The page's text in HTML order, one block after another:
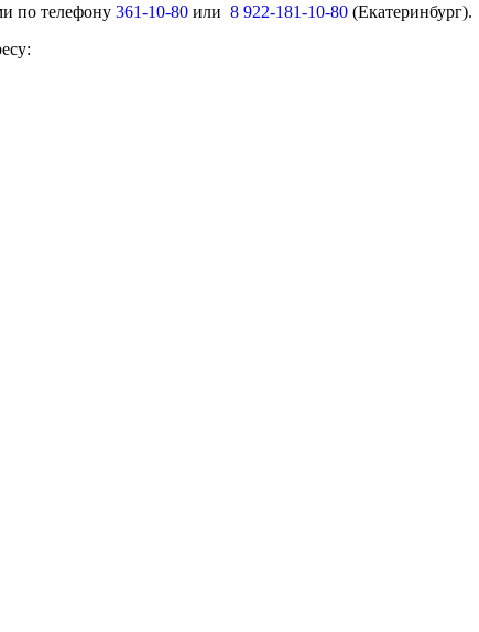
по телефону 361-10-80 или 8 922-181-10-80 (Екатеринбург).